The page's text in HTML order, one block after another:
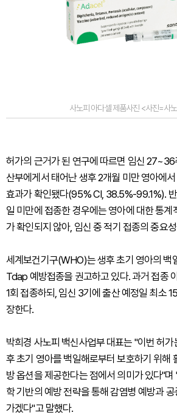
사노피 아다셀 제품사진 <사진=사
허가의 근거가 된 연구에 따르면 임신
산부에게서 태어난 생후 2개월 미만 영아에
효과가 확인됐다(95% CI, 38.5%-99.1%).
일 미만에 접종한 경우에는 영아에 대한 통계
가 확인되지 않아, 임신 중 적기 접종의 중요
세계보건기구(WHO)는 생후 초기 영아의 백
Tdap 예방접종을 권고하고 있다. 과거 접종
1회 접종하되, 임신 3기에 출산 예정일 최소
장한다.
박희경 사노피 백신사업부 대표는 "이번 허
후 초기 영아를 백일해로부터 보호하기 위해
방 옵션을 제공한다는 점에서 의미가 있다"
학 기반의 예방 전략을 통해 감염병 예방과
가겠다"고 말했다.